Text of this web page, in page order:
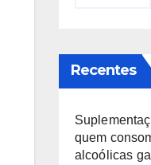
Recentes
quem
alcoólicas